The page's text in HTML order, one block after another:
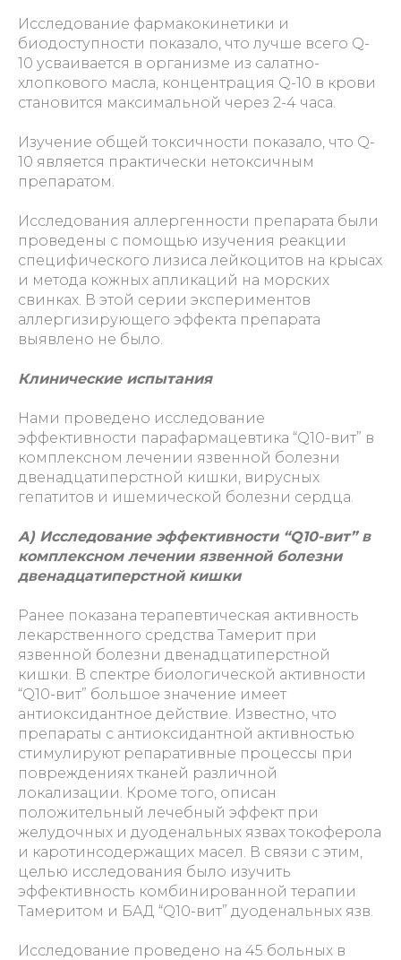
Исследование фармакокинетики и
биодоступности показало, что лучше всего Q-
10 усваивается в организме из салатно-
хлопкового масла, концентрация Q-10 в крови
становится максимальной через 2-4 часа.
Изучение общей токсичности показало, что Q-
10 является практически нетоксичным
препаратом.
Исследования аллергенности препарата были
проведены с помощью изучения реакции
специфического лизиса лейкоцитов на крысах
и метода кожных апликаций на морских
свинках. В этой серии экспериментов
аллергизирующего эффекта препарата
выявлено не было.
Клинические испытания
Нами проведено исследование
эффективности парафармацевтика “Q10-вит” в
комплексном лечении язвенной болезни
двенадцатиперстной кишки, вирусных
гепатитов и ишемической болезни сердца.
А) Исследование эффективности “Q10-вит” в
комплексном лечении язвенной болезни
двенадцатиперстной кишки
Ранее показана терапевтическая активность
лекарственного средства Тамерит при
язвенной болезни двенадцатиперстной
кишки. В спектре биологической активности
“Q10-вит” большое значение имеет
антиоксидантное действие. Известно, что
препараты с антиоксидантной активностью
стимулируют репаративные процессы при
повреждениях тканей различной
локализации. Кроме того, описан
положительный лечебный эффект при
желудочных и дуоденальных язвах токоферола
и каротинсодержащих масел. В связи с этим,
целью исследования было изучить
эффективность комбинированной терапии
Тамеритом и БАД “Q10-вит” дуоденальных язв.
Исследование проведено на 45 больных в